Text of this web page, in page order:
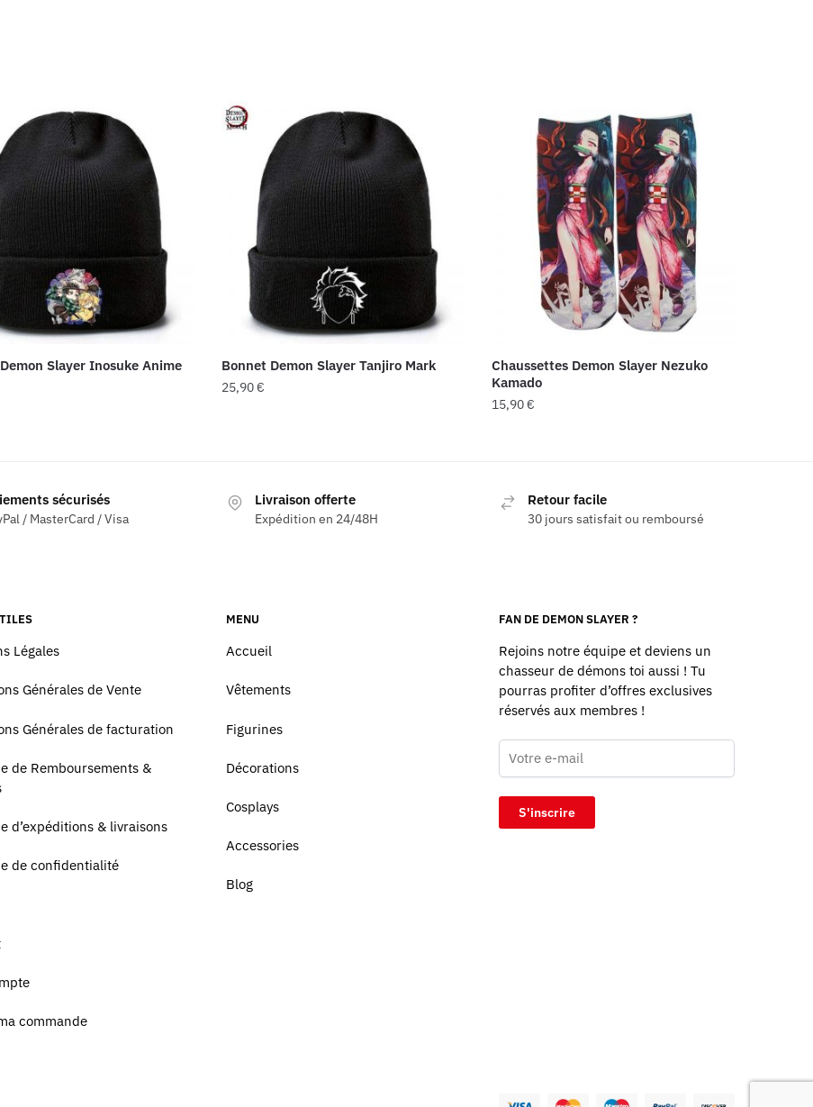
Slayer Inosuke Anime Bonnet Demon Slayer Tanjiro Mark
25,90€
Chaussettes Demon Slayer Nezuko
Kamado
15,90€
sécurisés
/ MasterCard / Visa
Livraison offerte
Expédition en 24/48H
Retour facile
30 jours satisfait ou remboursé
Légales
Générales de Vente
Générales de facturation
de Remboursements &
d’expéditions & livraisons
de confidentialité
commande
MENU
Accueil
Vêtements
Figurines
Décorations
Cosplays
Accessories
Blog
FAN DE DEMON SLAYER ?
Rejoins notre équipe et deviens un
chasseur de démons toi aussi ! Tu
pourras profiter d’offres exclusives
réservés aux membres !